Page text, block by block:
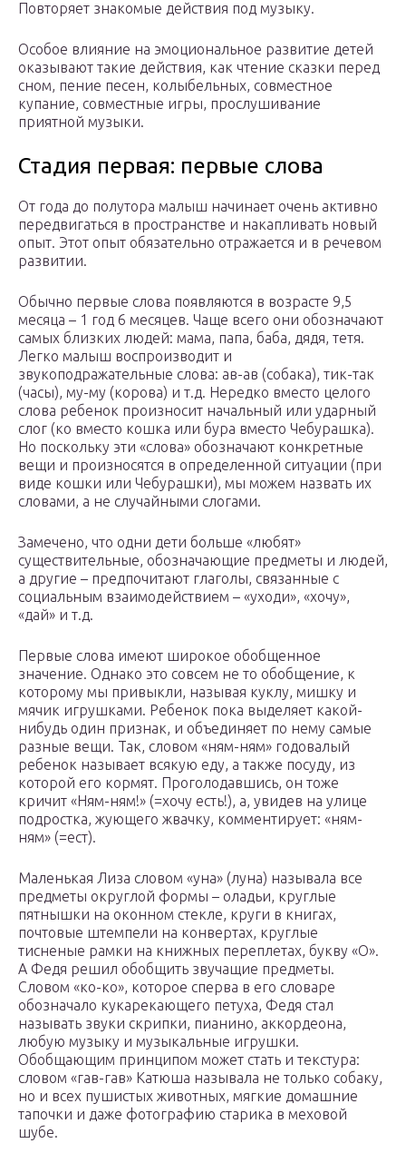
Повторяет знакомые действия под музыку.
Особое влияние на эмоциональное развитие детей
оказывают такие действия, как чтение сказки перед
сном, пение песен, колыбельных, совместное
купание, совместные игры, прослушивание
приятной музыки.
Стадия первая: первые слова
От года до полутора малыш начинает очень активно
передвигаться в пространстве и накапливать новый
опыт. Этот опыт обязательно отражается и в речевом
развитии.
Обычно первые слова появляются в возрасте 9,5
месяца – 1 год 6 месяцев. Чаще всего они обозначают
самых близких людей: мама, папа, баба, дядя, тетя.
Легко малыш воспроизводит и
звукоподражательные слова: ав-ав (собака), тик-так
(часы), му-му (корова) и т.д. Нередко вместо целого
слова ребенок произносит начальный или ударный
слог (ко вместо кошка или бура вместо Чебурашка).
Но поскольку эти «слова» обозначают конкретные
вещи и произносятся в определенной ситуации (при
виде кошки или Чебурашки), мы можем назвать их
словами, а не случайными слогами.
Замечено, что одни дети больше «любят»
существительные, обозначающие предметы и людей,
а другие – предпочитают глаголы, связанные с
социальным взаимодействием – «уходи», «хочу»,
«дай» и т.д.
Первые слова имеют широкое обобщенное
значение. Однако это совсем не то обобщение, к
которому мы привыкли, называя куклу, мишку и
мячик игрушками. Ребенок пока выделяет какой-
нибудь один признак, и объединяет по нему самые
разные вещи. Так, словом «ням-ням» годовалый
ребенок называет всякую еду, а также посуду, из
которой его кормят. Проголодавшись, он тоже
кричит «Ням-ням!» (=хочу есть!), а, увидев на улице
подростка, жующего жвачку, комментирует: «ням-
ням» (=ест).
Маленькая Лиза словом «уна» (луна) называла все
предметы округлой формы – оладьи, круглые
пятнышки на оконном стекле, круги в книгах,
почтовые штемпели на конвертах, круглые
тисненые рамки на книжных переплетах, букву «О».
А Федя решил обобщить звучащие предметы.
Словом «ко-ко», которое сперва в его словаре
обозначало кукарекающего петуха, Федя стал
называть звуки скрипки, пианино, аккордеона,
любую музыку и музыкальные игрушки.
Обобщающим принципом может стать и текстура:
словом «гав-гав» Катюша называла не только собаку,
но и всех пушистых животных, мягкие домашние
тапочки и даже фотографию старика в меховой
шубе.